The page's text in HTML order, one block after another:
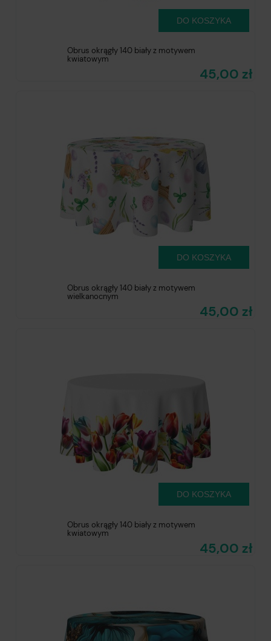
Obrus okrągły 140 biały z motywem
kwiatowym
45,00 zł
DO KOSZYKA
Obrus okrągły 140 biały z motywem
wielkanocnym
45,00 zł
DO KOSZYKA
Obrus okrągły 140 biały z motywem
kwiatowym
45,00 zł
DO KOSZYKA